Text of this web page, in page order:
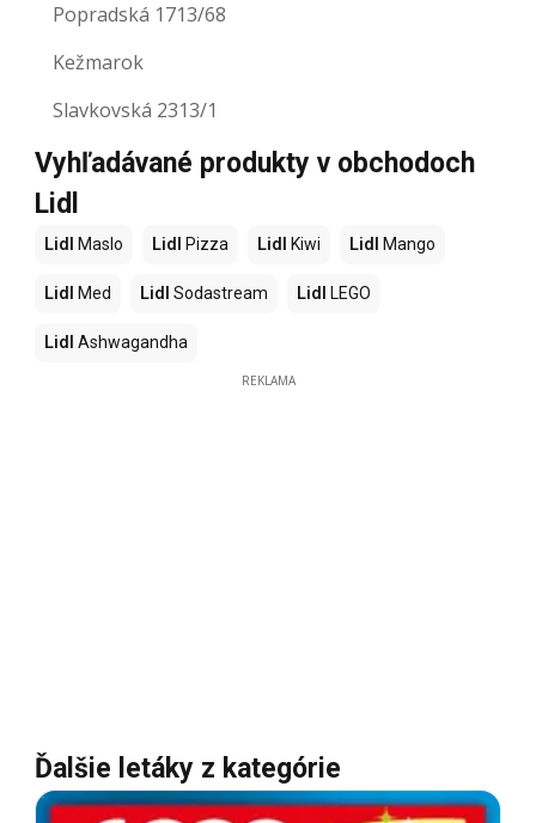
Popradská 1713/68
Kežmarok
Slavkovská 2313/1
Vyhľadávané produkty v obchodoch
Lidl
Lidl Maslo Lidl Pizza Lidl Kiwi Lidl Mango
Lidl Med Lidl Sodastream Lidl LEGO
Lidl Ashwagandha
REKLAMA
Ďalšie letáky z kategórie